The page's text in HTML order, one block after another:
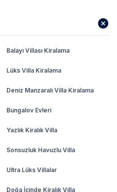
Balayı Villası Kiralama
Lüks Villa Kiralama
Deniz Manzaralı Villa Kiralama
Bungalov Evleri
Yazlık Kiralık Villa
Sonsuzluk Havuzlu Villa
Ultra Lüks Villalar
Doğa İçinde Kiralık Villa